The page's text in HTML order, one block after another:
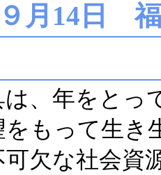
月14日
は、年をとっ
をもって生き
可欠な社会資